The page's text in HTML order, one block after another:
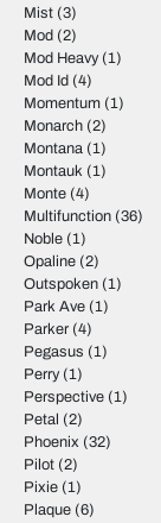
Mist (3)
Mod (2)
Mod Heavy(1)
Mod Id (4)
Momentum (1)
Monarch (2)
Montana (1)
Montauk (1)
Monte (4)
Multifunction (36)
Noble (1)
Opaline (2)
Outspoken (1)
Park Ave (1)
Parker (4)
Pegasus (1)
Perry(1)
Perspective (1)
Petal (2)
Phoenix (32)
Pilot (2)
Pixie (1)
Plaque (6)